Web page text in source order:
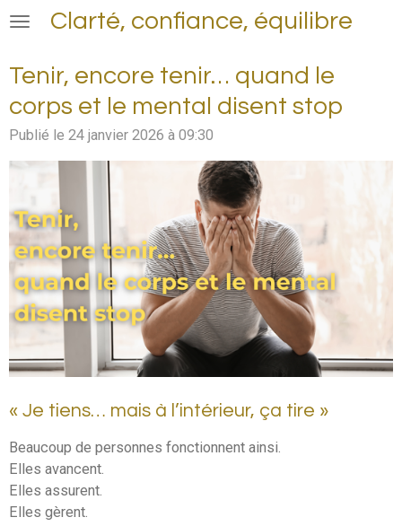
Passer
principal
Clarté, confiance, équilibre
Tenir, encore tenir… quand le
corps et le mental disent stop
Publié le 24 janvier 2026 à 09:30
« Je tiens… mais à l’intérieur, ça tire »
Beaucoup de personnes fonctionnent ainsi.
Elles avancent.
Elles assurent.
Elles gèrent.